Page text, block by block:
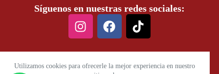
Utilizamos cookies para ofrecerle la mejor experiencia en nuestro
Síguenos en nuestras redes sociales: